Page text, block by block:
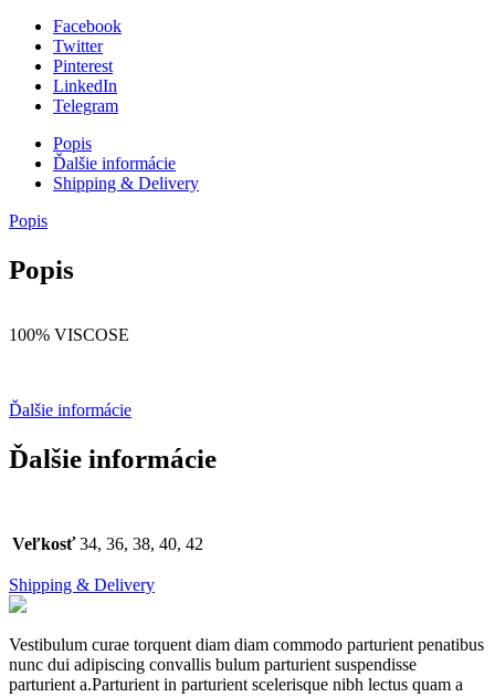
Facebook
Twitter
Pinterest
LinkedIn
Telegram
Popis
Ďalšie informácie
Shipping & Delivery
Popis
Popis
100% VISCOSE
Ďalšie informácie
Ďalšie informácie
Veľkosť 34, 36, 38, 40, 42
Shipping & Delivery
Vestibulum curae torquent diam diam commodo parturient penatibus
nunc dui adipiscing convallis bulum parturient suspendisse
parturient a.Parturient in parturient scelerisque nibh lectus quam a